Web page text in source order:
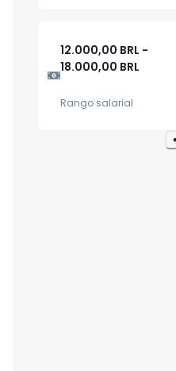
12.000,00 BRL -
18.000,00 BRL
Rango salarial